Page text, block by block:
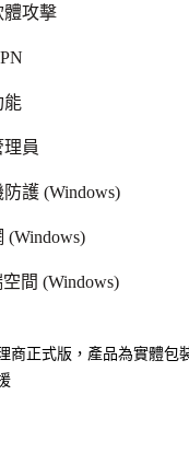
體攻擊
能
員
護 (Windows)
(Windows)
間 (Windows)
商正式版，產品為實體包